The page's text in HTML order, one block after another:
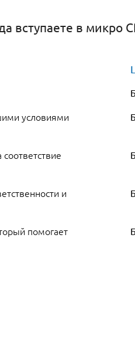
вступаете в микро
условиями
и
помогает